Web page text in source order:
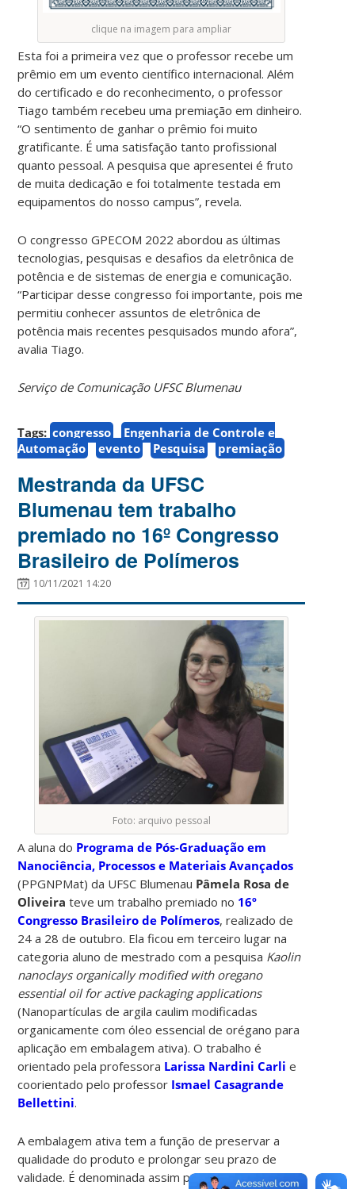
clique na imagem para ampliar
Esta foi a primeira vez que o professor recebe um
prêmio em um evento científico internacional. Além
do certificado e do reconhecimento, o professor
Tiago também recebeu uma premiação em dinheiro.
“O sentimento de ganhar o prêmio foi muito
gratificante. É uma satisfação tanto profissional
quanto pessoal. A pesquisa que apresentei é fruto
de muita dedicação e foi totalmente testada em
equipamentos do nosso campus”, revela.
O congresso GPECOM 2022 abordou as últimas
tecnologias, pesquisas e desafios da eletrônica de
potência e de sistemas de energia e comunicação.
“Participar desse congresso foi importante, pois me
permitiu conhecer assuntos de eletrônica de
potência mais recentes pesquisados mundo afora”,
avalia Tiago.
Serviço de Comunicação UFSC Blumenau
Tags: congresso
Engenharia de Controle e
Automação
evento Pesquisa premiação
Mestranda da UFSC
Blumenau tem trabalho
premiado no 16º Congresso
Brasileiro de Polímeros
10/11/2021 14:20
Foto: arquivo pessoal
A aluna do Programa de Pós-Graduação em
Nanociência, Processos e Materiais Avançados
(PPGNPMat) da UFSC Blumenau Pâmela Rosa de
Oliveira teve um trabalho premiado no 16º
Congresso Brasileiro de Polímeros, realizado de
24 a 28 de outubro. Ela ficou em terceiro lugar na
categoria aluno de mestrado com a pesquisa Kaolin
nanoclays organically modified with oregano
essential oil for active packaging applications
(Nanopartículas de argila caulim modificadas
organicamente com óleo essencial de orégano para
aplicação em embalagem ativa). O trabalho é
orientado pela professora Larissa Nardini Carli e
coorientado pelo professor Ismael Casagrande
Bellettini.
A embalagem ativa tem a função de preservar a
qualidade do produto e prolongar seu prazo de
validade. É denominada assim porque existe uma